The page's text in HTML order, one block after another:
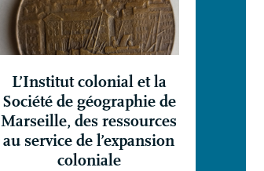
L’Institut colonial et la
Société de géographie de
Marseille, des ressources
au service de l’expansion
coloniale